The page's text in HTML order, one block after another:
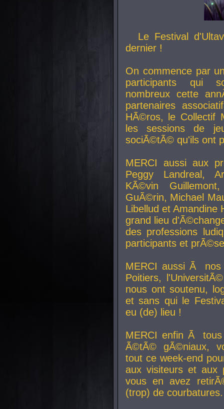
Le Festival
dernier !
On commence par
participants qui
nombreux cette
partenaires
HÃ©ros, le Collectif
les sessions de
sociÃ©tÃ© qu'ils ont
MERCI aussi aux
Peggy Landreal,
KÃ©vin
GuÃ©rin, Michael
Libellud et Amandine
grand lieu
des professions
participants et
MERCI aussi Ã nos
Poitiers,
nous ont soutenu,
et sans qui le
eu (de) lieu !
MERCI enfin Ã
Ã©tÃ© gÃ©niaux,
tout ce week-end
aux visiteurs et aux
vous en avez
(trop) de courbatures.